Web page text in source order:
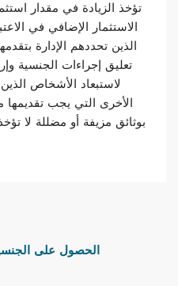
تؤخذ الزيادة في مقدار
الاستثمار الإضافي في
الذين تحددهم الإدارة
تعليق إجراءات الجنسية
لاستبعاد الأشخاص
الأخرى التي يجب
بوثائق مزيفة أو مضللة لا
الحصول على